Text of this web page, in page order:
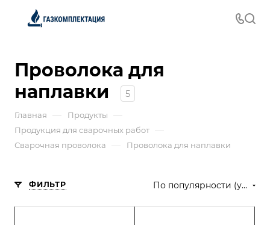
Проволока для
наплавки
5
Главная — Продукты —
Продукция для сварочных работ —
Сварочная проволока — Проволока для наплавки
ФИЛЬТР По популярности (убывание)